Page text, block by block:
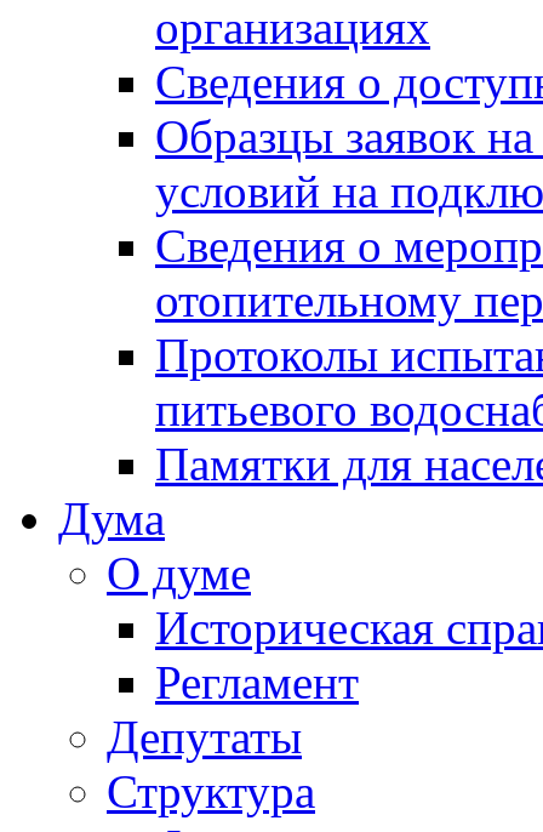
организациях
Сведения о
Образцы заявок
условий на
Сведения о
отопительному
Протоколы
питьевого
Памятки для
Дума
О думе
Историческая
Регламент
Депутаты
Структура